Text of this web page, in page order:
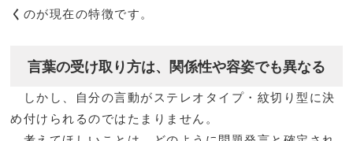
く のが現在の特徴です。
言葉の受け取り方は、関係性や容姿でも異なる
しかし、自分の言動がステレオタイプ・紋切り型に決
め付けられるのではたまりません。